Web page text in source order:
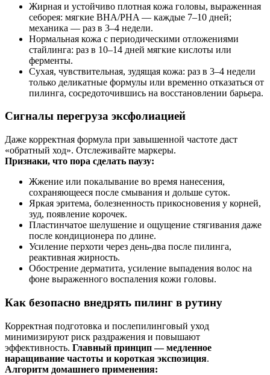
Жирная и устойчиво плотная кожа головы, выраженная
себорея: мягкие BHA/PHA — каждые 7–10 дней;
механика — раз в 3–4 недели.
Нормальная кожа с периодическими отложениями
стайлинга: раз в 10–14 дней мягкие кислоты или
ферменты.
Сухая, чувствительная, зудящая кожа: раз в 3–4 недели
только деликатные формулы или временно отказаться от
пилинга, сосредоточившись на восстановлении барьера.
Сигналы перегруза эксфолиацией
Даже корректная формула при завышенной частоте даст
«обратный ход». Отслеживайте маркеры.
Признаки, что пора сделать паузу:
Жжение или покалывание во время нанесения,
сохраняющееся после смывания и дольше суток.
Яркая эритема, болезненность прикосновения у корней,
зуд, появление корочек.
Пластинчатое шелушение и ощущение стягивания даже
после кондиционера по длине.
Усиление перхоти через день-два после пилинга,
реактивная жирность.
Обострение дерматита, усиление выпадения волос на
фоне выраженного воспаления кожи головы.
Как безопасно внедрять пилинг в рутину
Корректная подготовка и послепилинговый уход
минимизируют риск раздражения и повышают
эффективность. Главный принцип — медленное
наращивание частоты и короткая экспозиция.
Алгоритм домашнего применения: